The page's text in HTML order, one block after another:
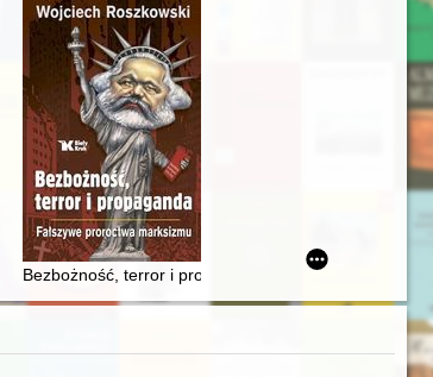
Województwa Wrocławskiego i Miasta Wrocławia
Bezbożność, terror i propaganda : fałszywe